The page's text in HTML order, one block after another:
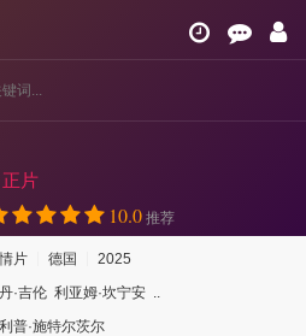
正片
10.0 推荐
片 德国
2025
·吉伦 利亚姆·坎宁安 ..
普·施特尔茨尔